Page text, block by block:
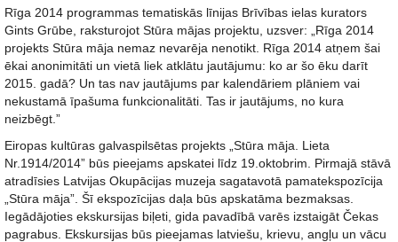
Rīga 2014 programmas tematiskās līnijas Brīvības ielas kurators
Gints Grūbe, raksturojot Stūra mājas projektu, uzsver: „Rīga 2014
projekts Stūra māja nemaz nevarēja nenotikt. Rīga 2014 atņem šai
ēkai anonimitāti un vietā liek atklātu jautājumu: ko ar šo ēku darīt
2015. gadā? Un tas nav jautājums par kalendāriem plāniem vai
nekustamā īpašuma funkcionalitāti. Tas ir jautājums, no kura
neizbēgt.”
Eiropas kultūras galvaspilsētas projekts „Stūra māja. Lieta
Nr.1914/2014” būs pieejams apskatei līdz 19.oktobrim. Pirmajā stāvā
atradīsies Latvijas Okupācijas muzeja sagatavotā pamatekspozīcija
„Stūra māja”. Šī ekspozīcijas daļa būs apskatāma bezmaksas.
Iegādājoties ekskursijas biļeti, gida pavadībā varēs izstaigāt Čekas
pagrabus. Ekskursijas būs pieejamas latviešu, krievu, angļu un vācu